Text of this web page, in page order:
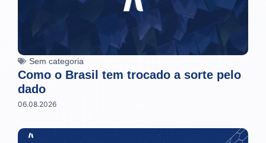
Sem categoria
Como o Brasil tem trocado a sorte pelo
dado
06.08.2026